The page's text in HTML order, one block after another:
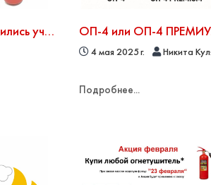
В продаже появились учебные огнетушители (макеты) ОП-4
4 мая 2025 г. Никита
Подробнее...